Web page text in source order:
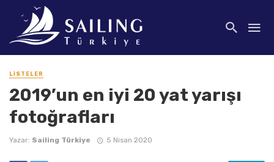
LISTELER
2019’un en iyi 20 yat yarışı
fotoğrafları
Yazar: Sailing Türkiye 5 Nisan 2020